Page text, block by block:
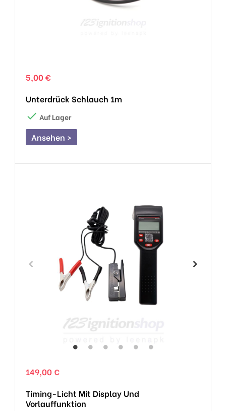
5,00 €
Unterdrück Schlauch 1m
 Auf Lager
Ansehen >
149,00 €
Timing-Licht Mit Display Und
Vorlauffunktion